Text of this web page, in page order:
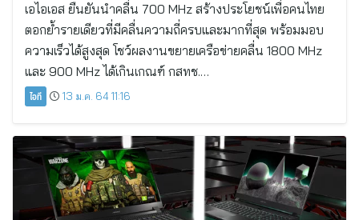
เอไอเอส ยืนยันนำคลื่น 700 MHz สร้างประโยชน์เพื่อคนไทย
ตอกย้ำรายเดียวที่มีคลื่นความถี่ครบและมากที่สุด พร้อมมอบ
ความเร็วได้สูงสุด โชว์ผลงานขยายเครือข่ายคลื่น 1800 MHz
และ 900 MHz ได้เกินเกณฑ์ กสทช.…
ไอที 13 ม.ค. 64 11:16